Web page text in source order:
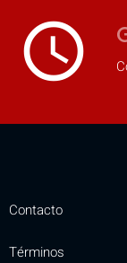
access_time
Contacto
Términos